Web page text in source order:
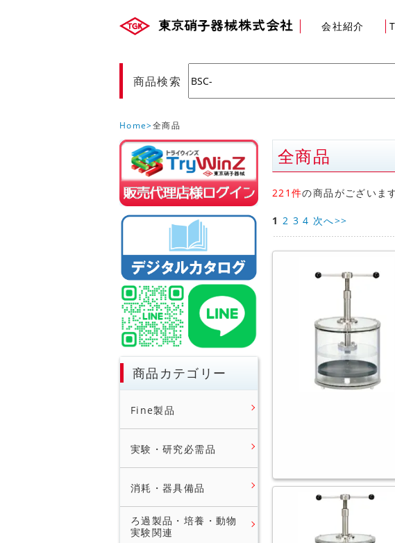
商品検索
会社紹介
Home 全商品
販売店様ログイン
商品カテゴリー
Fine製品
実験・研究必需品
消耗・器具備品
ろ過製品・培養・動物
実験関連
全商品
221件の商品がございます
1 2 3 4 次へ>>